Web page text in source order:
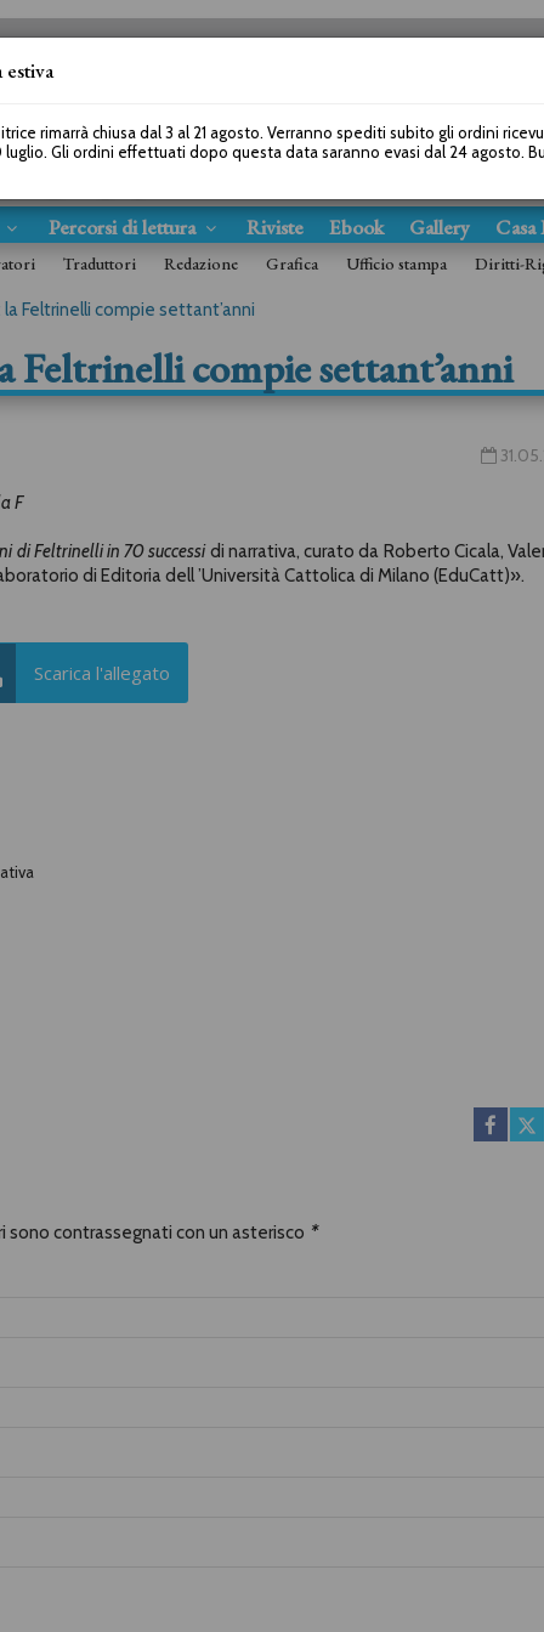
Percorsi di lettura Riviste Ebook Gallery
Traduttori Redazione Grafica Ufficio stampa Diritti-
Feltrinelli compie settant’anni
Feltrinelli compie settant’anni
F
di Feltrinelli in 70 successidi narrativa, curato da Roberto Cicala,
di Editoria dell ’Università Cattolica di Milano (EduCatt)».
Scarica l'allegato
sono contrassegnati con un asterisco *
estiva
rimarrà chiusa dal 3 al 21 agosto. Verranno spediti subito gli ordini
luglio. Gli ordini effettuati dopo questa data saranno evasi dal 24 agosto.